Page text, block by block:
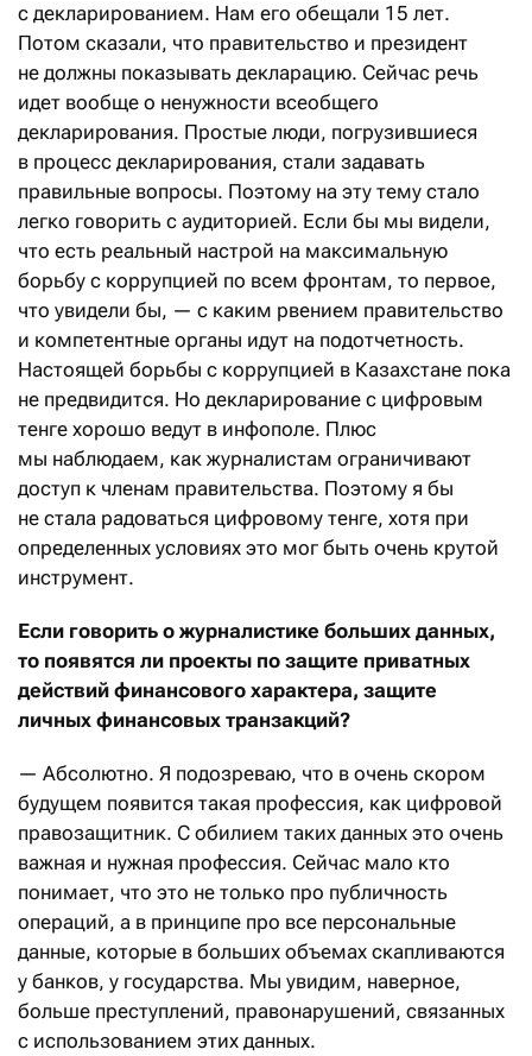
с декларированием. Нам его обещали 15 лет.
Потом сказали, что правительство и президент
не должны показывать декларацию. Сейчас речь
идет вообще о ненужности всеобщего
декларирования. Простые люди, погрузившиеся
в процесс декларирования, стали задавать
правильные вопросы. Поэтому на эту тему стало
легко говорить с аудиторией. Если бы мы видели,
что есть реальный настрой на максимальную
борьбу с коррупцией по всем фронтам, то первое,
что увидели бы, — с каким рвением правительство
и компетентные органы идут на подотчетность.
Настоящей борьбы с коррупцией в Казахстане пока
не предвидится. Но декларирование с цифровым
тенге хорошо ведут в инфополе. Плюс
мы наблюдаем, как журналистам ограничивают
доступ к членам правительства. Поэтому я бы
не стала радоваться цифровому тенге, хотя при
определенных условиях это мог быть очень крутой
инструмент.
Если говорить о журналистике больших данных,
то появятся ли проекты по защите приватных
действий финансового характера, защите
личных финансовых транзакций?
— Абсолютно. Я подозреваю, что в очень скором
будущем появится такая профессия, как цифровой
правозащитник. С обилием таких данных это очень
важная и нужная профессия. Сейчас мало кто
понимает, что это не только про публичность
операций, а в принципе про все персональные
данные, которые в больших объемах скапливаются
у банков, у государства. Мы увидим, наверное,
больше преступлений, правонарушений, связанных
с использованием этих данных.